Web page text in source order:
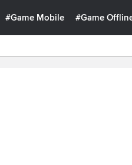
#Game Mobile #Game